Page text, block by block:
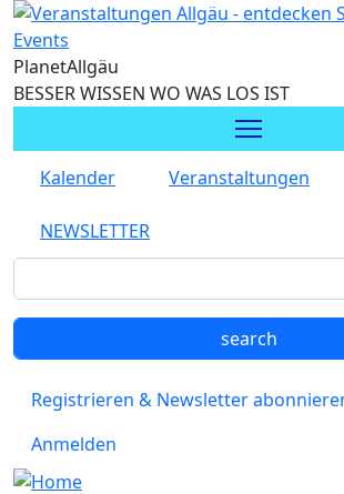
Direkt zum Inhalt
PlanetAllgäu
BESSER WISSEN WO WAS LOS IST
Kalender Veranstaltungen
NEWSLETTER
Registrieren & Newsletter
Anmelden